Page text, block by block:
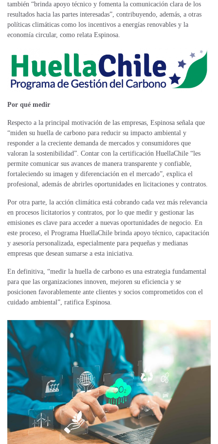
también “brinda apoyo técnico y fomenta la comunicación clara de los
resultados hacia las partes interesadas”, contribuyendo, además, a otras
políticas climáticas como los incentivos a energías renovables y la
economía circular, como relata Espinosa.
Por qué medir
Respecto a la principal motivación de las empresas, Espinosa señala que
“miden su huella de carbono para reducir su impacto ambiental y
responder a la creciente demanda de mercados y consumidores que
valoran la sostenibilidad”. Contar con la certificación HuellaChile “les
permite comunicar sus avances de manera transparente y confiable,
fortaleciendo su imagen y diferenciación en el mercado”, explica el
profesional, además de abrirles oportunidades en licitaciones y contratos.
Por otra parte, la acción climática está cobrando cada vez más relevancia
en procesos licitatorios y contratos, por lo que medir y gestionar las
emisiones es clave para acceder a nuevas oportunidades de negocio. En
este proceso, el Programa HuellaChile brinda apoyo técnico, capacitación
y asesoría personalizada, especialmente para pequeñas y medianas
empresas que desean sumarse a esta iniciativa.
En definitiva, “medir la huella de carbono es una estrategia fundamental
para que las organizaciones innoven, mejoren su eficiencia y se
posicionen favorablemente ante clientes y socios comprometidos con el
cuidado ambiental”, ratifica Espinosa.